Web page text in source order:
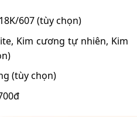
607 (tùy chọn)
Kim cương tự nhiên, Kim
(tùy chọn)